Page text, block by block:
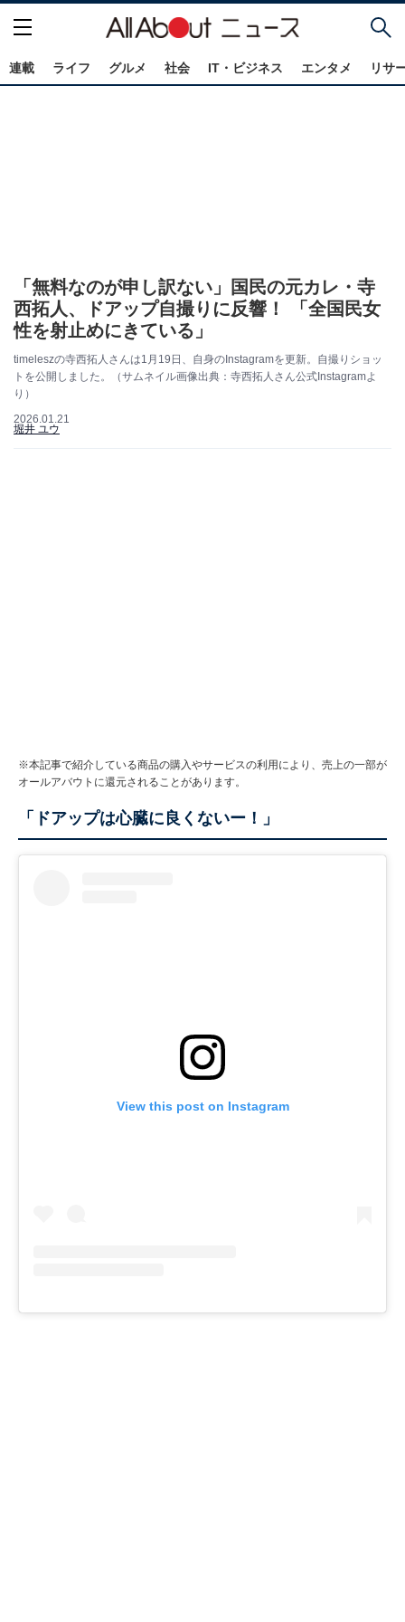
連載 ライフ グルメ 社会 IT・ビジネス エンタメ リサ
「無料なのが申し訳ない」国民の元カレ・寺
西拓人、ドアップ自撮りに反響！ 「全国民女
性を射止めにきている」
timeleszの寺西拓人さんは1月19日、自身のInstagramを更新。自撮りショッ
トを公開しました。（サムネイル画像出典：寺西拓人さん公式Instagramよ
り）
2026.01.21
堀井 ユウ
※本記事で紹介している商品の購入やサービスの利用により、売上の一部が
オールアバウトに還元されることがあります。
「ドアップは心臓に良くないー！」
View this post on Instagram